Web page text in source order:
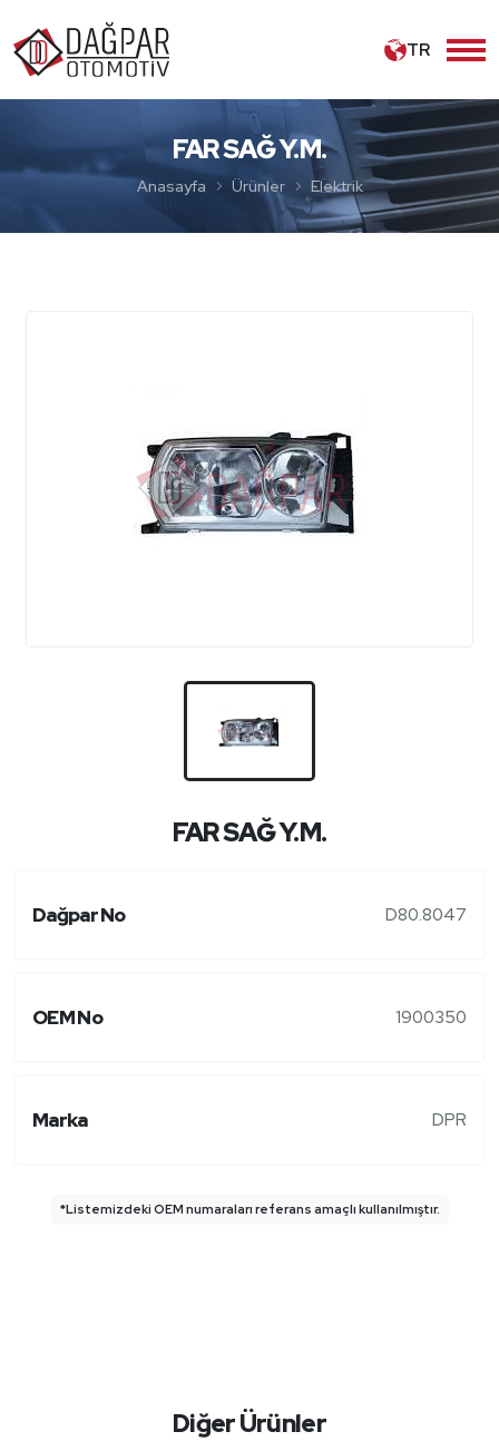
TR
FAR SAĞ Y.M.
Anasayfa Ürünler Elektrik
FAR SAĞ Y.M.
Dağpar No D80.8047
OEM No 1900350
Marka DPR
*Listemizdeki OEM numaraları referans amaçlı kullanılmıştır.
Diğer Ürünler